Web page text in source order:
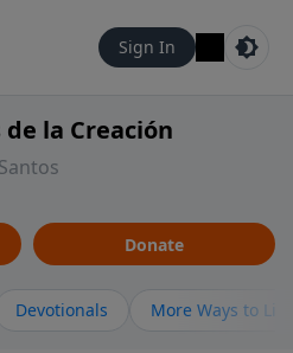
Sign In
la Creación
Donate
Devotionals More Ways to